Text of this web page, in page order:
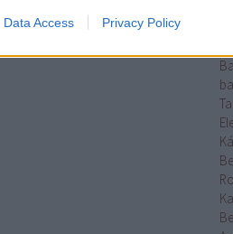
Data Access Privacy Policy